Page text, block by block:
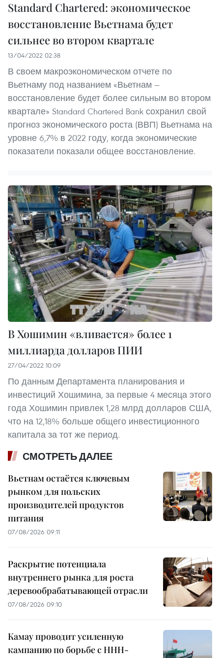
Standard Chartered: экономическое
восстановление Вьетнама будет
сильнее во втором квартале
13/04/2022 02:38
В своем макроэкономическом отчете по
Вьетнаму под названием «Вьетнам —
восстановление будет более сильным во втором
квартале» Standard Chartered Bank сохранил свой
прогноз экономического роста (ВВП) Вьетнама на
уровне 6,7% в 2022 году, когда экономические
показатели показали общее восстановление.
В Хошимин «вливается» более 1
миллиарда долларов ПИИ
27/04/2022 10:09
По данным Департамента планирования и
инвестиций Хошимина, за первые 4 месяца этого
года Хошимин привлек 1,28 млрд долларов США,
что на 12,18% больше общего инвестиционного
капитала за тот же период.
СМОТРЕТЬ ДАЛЕЕ
Вьетнам остаётся ключевым
рынком для польских
производителей продуктов
питания
07/08/2026 09:11
Раскрытие потенциала
внутреннего рынка для роста
деревообрабатывающей отрасли
07/08/2026 09:10
Камау проводит усиленную
кампанию по борьбе с ННН-